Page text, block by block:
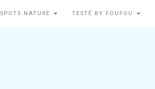
SPOTS NATURE TESTÉ BY FOUFOU